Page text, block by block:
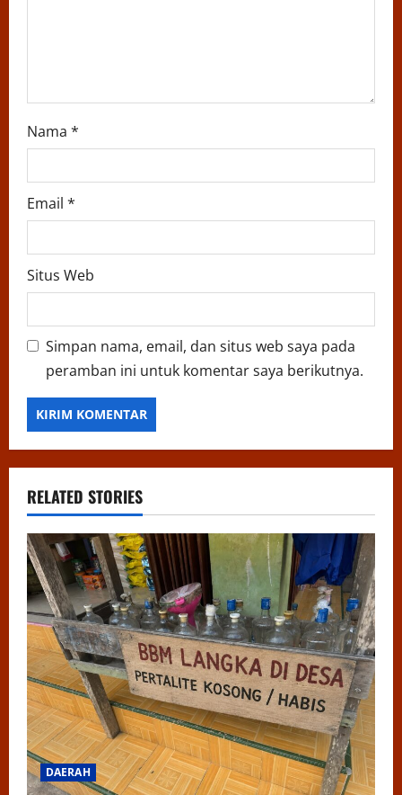
Nama *
Email *
Situs Web
Simpan nama, email, dan situs web saya pada
peramban ini untuk komentar saya berikutnya.
RELATED STORIES
DAERAH